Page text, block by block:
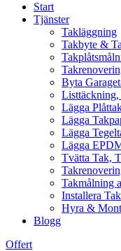
Start
Tjänster
Takläggning
Takbyte &
Byta
Listtäckning,
Lägga
Lägga
Lägga
Lägga
Tvätta Tak,
Takmålning
Installera
Hyra &
Blogg
Offert